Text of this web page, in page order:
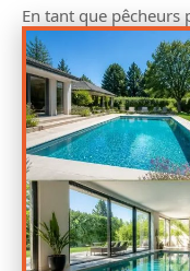
En tant que pêcheurs